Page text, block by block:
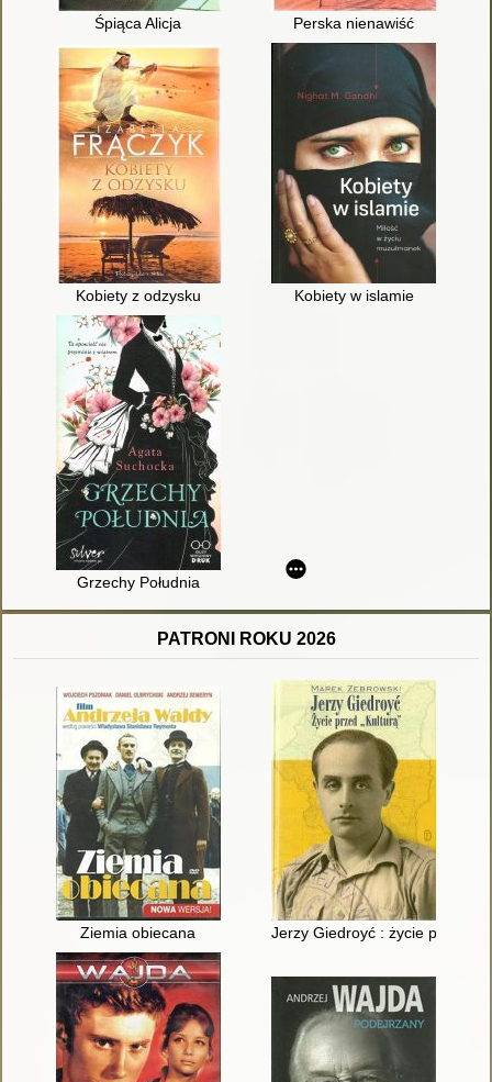
Śpiąca Alicja Perska nienawiść
Kobiety z odzysku Kobiety w islamie
Grzechy Południa
PATRONI ROKU 2026
Ziemia obiecana Jerzy Giedroyć : życie przed